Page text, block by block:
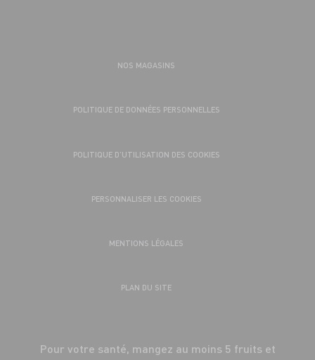
NOS MAGASINS
POLITIQUE DE DONNÉES PERSONNELLES
POLITIQUE D’UTILISATION DES COOKIES
PERSONNALISER LES COOKIES
MENTIONS LÉGALES
PLAN DU SITE
Pour votre santé, mangez au moins 5 fruits et